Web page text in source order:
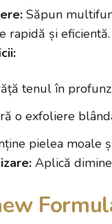
Săpun
rapidă și eficientă.
tenul în
o exfoliere
pielea moale
Aplică